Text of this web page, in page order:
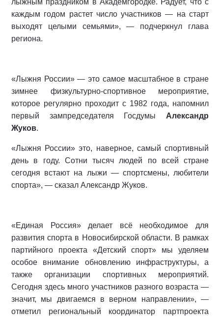
лыжным праздником в Академгородке. Радует, что с
каждым годом растет число участников — на старт
выходят целыми семьями», — подчеркнул глава
региона.
«Лыжня России» — это самое масштабное в стране
зимнее физкультурно-спортивное мероприятие,
которое регулярно проходит с 1982 года, напомнил
первый зампредседателя Госдумы Александр
Жуков.
«Лыжня России» это, наверное, самый спортивный
день в году. Сотни тысяч людей по всей стране
сегодня встают на лыжи — спортсмены, любители
спорта», — сказал Александр Жуков.
«Единая Россия» делает всë необходимое для
развития спорта в Новосибирской области. В рамках
партийного проекта «Детский спорт» мы уделяем
особое внимание обновлению инфраструктуры, а
также организации спортивных мероприятий.
Сегодня здесь много участников разного возраста —
значит, мы двигаемся в верном направлении», —
отметил региональный координатор партпроекта